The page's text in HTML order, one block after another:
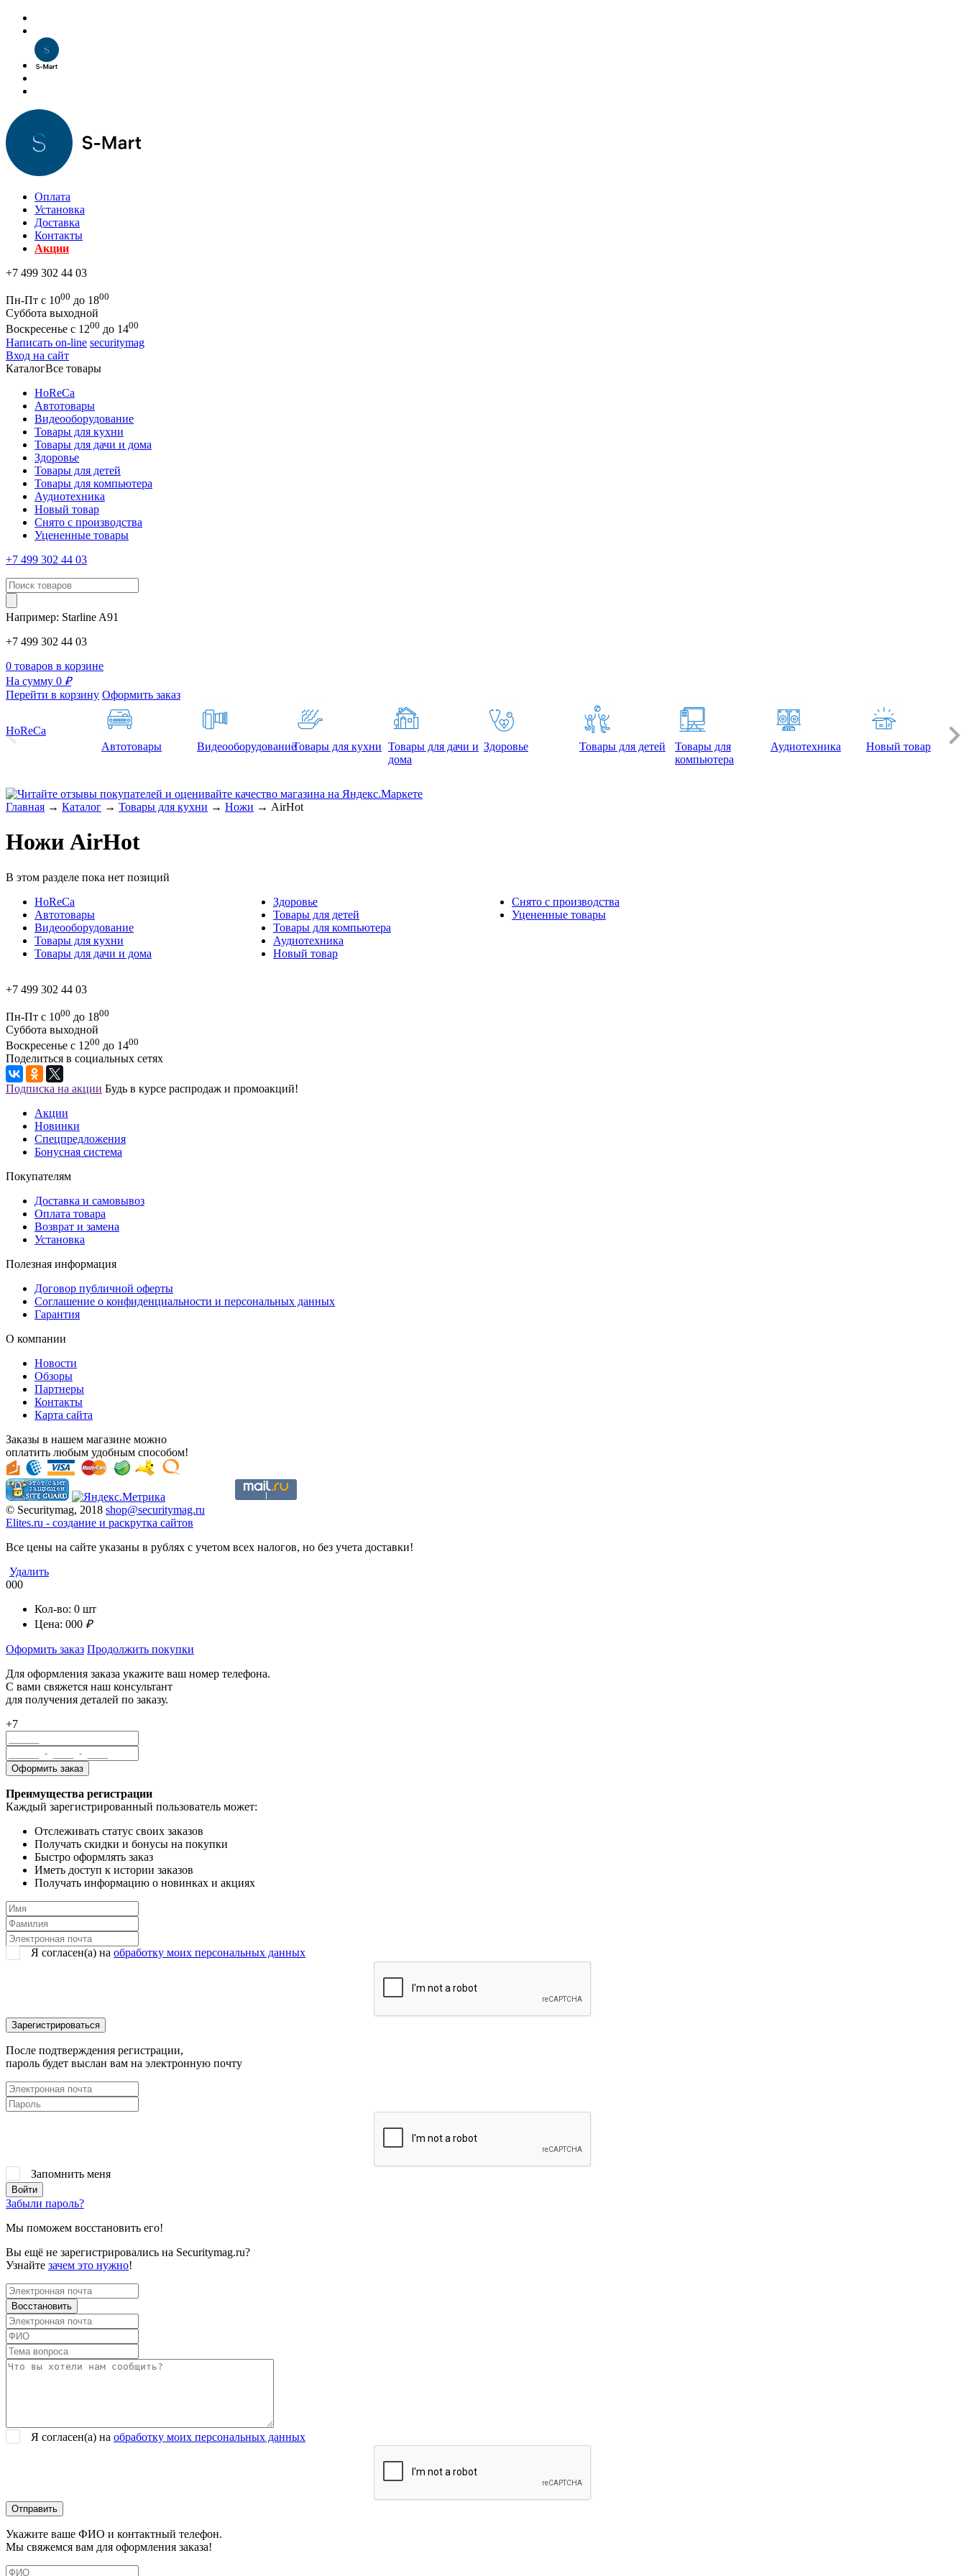
Оплата
Установка
Доставка
Контакты
Акции
+7 499 302 44 03
Пн-Пт с 1000 до 1800
Суббота выходной
Воскресенье с 1200 до 1400
Написать on-line securitymag
Вход на сайт
КаталогВсе товары
HoReCa
Автотовары
Видеооборудование
Товары для кухни
Товары для дачи и дома
Здоровье
Товары для детей
Товары для компьютера
Аудиотехника
Новый товар
Снято с производства
Уцененные товары
+7 499 302 44 03
Например: Starline A91
+7 499 302 44 03
0 товаров в корзине
На сумму 0 ₽
Перейти в корзину Оформить заказ
HoReCa
Автотовары
ВидеооборудованиеТовары для кухни Товары для дачи и
дома
Здоровье Товары для детей
Товары для
компьютера
Аудиотехника Новый товар
Главная → Каталог → Товары для кухни → Ножи → AirHot
Ножи AirHot
В этом разделе пока нет позиций
HoReCa
Автотовары
Видеооборудование
Товары для кухни
Товары для дачи и дома
Здоровье
Товары для детей
Товары для компьютера
Аудиотехника
Новый товар
Снято с производства
Уцененные товары
+7 499 302 44 03
Пн-Пт с 1000 до 1800
Суббота выходной
Воскресенье с 1200 до 1400
Поделиться в социальных сетях
Подписка на акции Будь в курсе распродаж и промоакций!
Акции
Новинки
Спецпредложения
Бонусная система
Покупателям
Доставка и самовывоз
Оплата товара
Возврат и замена
Установка
Полезная информация
Договор публичной оферты
Соглашение о конфиденциальности и персональных данных
Гарантия
О компании
Новости
Обзоры
Партнеры
Контакты
Карта сайта
Заказы в нашем магазине можно
оплатить любым удобным способом!
© Securitymag, 2018 shop@securitymag.ru
Elites.ru - cоздание и раскрутка сайтов
Все цены на сайте указаны в рублях с учетом всех налогов, но без учета доставки!
Удалить
000
Кол-во: 0 шт
Цена: 000 ₽
Оформить заказ Продолжить покупки
Для оформления заказа укажите ваш номер телефона.
С вами свяжется наш консультант
для получения деталей по заказу.
+7
Преимущества регистрации
Каждый зарегистрированный пользователь может:
Отслеживать статус своих заказов
Получать скидки и бонусы на покупки
Быстро оформлять заказ
Иметь доступ к истории заказов
Получать информацию о новинках и акциях
Я согласен(a) на обработку моих персональных данных
После подтверждения регистрации,
пароль будет выслан вам на электронную почту
Запомнить меня
Забыли пароль?
Мы поможем восстановить его!
Вы ещё не зарегистрировались на Securitymag.ru?
Узнайте зачем это нужно!
Я согласен(a) на обработку моих персональных данных
Укажите ваше ФИО и контактный телефон.
Мы свяжемся вам для оформления заказа!